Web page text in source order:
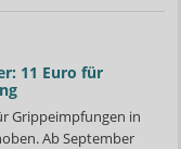
11 Euro für
Grippeimpfungen in
Ab September